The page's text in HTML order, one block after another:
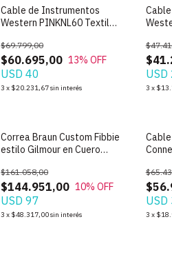
Cable de Instrumentos
Western PINKNL60 Textil
$60.695,00
$69.799,00
13% OFF
USD 40
3 x $20.231,67sin interés
USD
3 x
Correa Braun Custom Fibbie
estilo Gilmour en Cuero
$144.951,00
$161.058,00
10% OFF
USD 97
3 x $48.317,00sin interés
USD
3 x